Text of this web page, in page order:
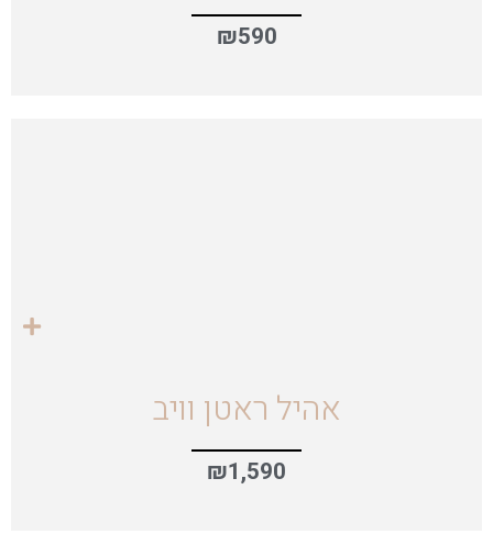
₪590
אהיל ראטן וויב
₪1,590